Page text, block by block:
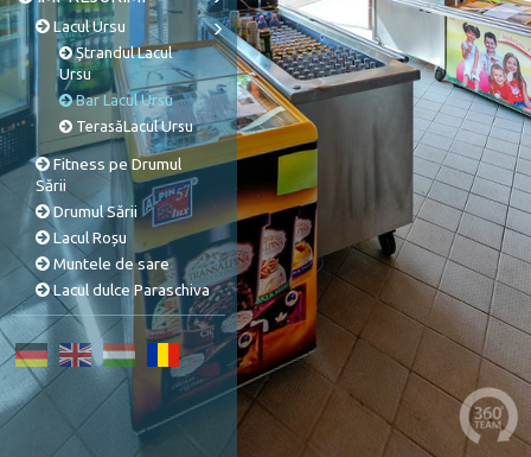
Lacul Ursu
Ștrandul Lacul
Ursu
Bar Lacul Ursu
TerasăLacul Ursu
Fitness pe Drumul
Sării
Drumul Sării
Lacul Roșu
Muntele de sare
Lacul dulce Paraschiva